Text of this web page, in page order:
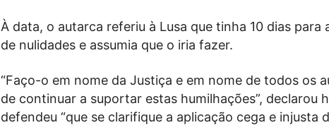
À data, o autarca referiu à Lusa que tinha 10 dias para
de nulidades e assumia que o iria fazer.
“Faço-o em nome da Justiça e em nome de todos os
de continuar a suportar estas humilhações”, declarou
defendeu “que se clarifique a aplicação cega e injusta